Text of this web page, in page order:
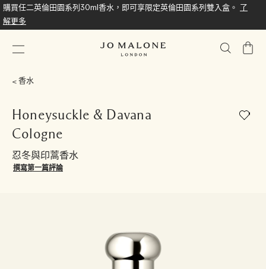
購買任二英倫田園系列30ml香水，即可享限定英倫田園系列雙入盒。
了
解更多
我
香水
Honeysuckle & Davana
Cologne
忍冬與印蒿香水
撰寫第一篇評論